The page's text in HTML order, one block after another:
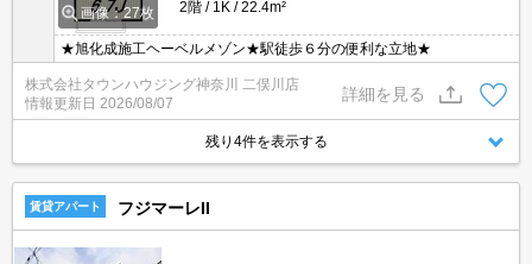
画像：27枚
2階
1K 22.4m²
★旭化成施工ヘーベルメゾン★駅徒歩６分の便利な立地★
株式会社タウンハウジング神奈川 二俣川店
情報更新日 2026/08/07
詳細を見る
残り4件を表示する
賃貸アパート フジマーレII